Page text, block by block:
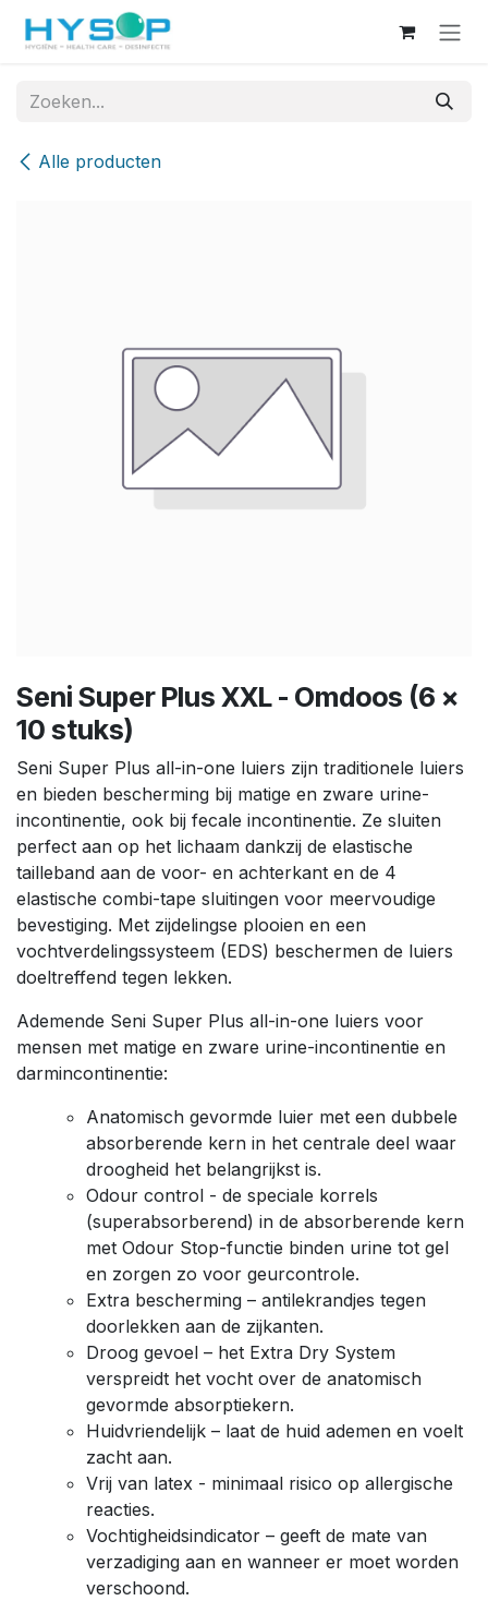
Overslaan naar inhoud
Alle producten
Seni Super Plus XXL - Omdoos (6 x
10 stuks)
Seni Super Plus all-in-one luiers zijn traditionele luiers
en bieden bescherming bij matige en zware urine-
incontinentie, ook bij fecale incontinentie. Ze sluiten
perfect aan op het lichaam dankzij de elastische
tailleband aan de voor- en achterkant en de 4
elastische combi-tape sluitingen voor meervoudige
bevestiging. Met zijdelingse plooien en een
vochtverdelingssysteem (EDS) beschermen de luiers
doeltreffend tegen lekken.
Ademende Seni Super Plus all-in-one luiers voor
mensen met matige en zware urine-incontinentie en
darmincontinentie:
Anatomisch gevormde luier met een dubbele
absorberende kern in het centrale deel waar
droogheid het belangrijkst is.
Odour control - de speciale korrels
(superabsorberend) in de absorberende kern
met Odour Stop-functie binden urine tot gel
en zorgen zo voor geurcontrole.
Extra bescherming – antilekrandjes tegen
doorlekken aan de zijkanten.
Droog gevoel – het Extra Dry System
verspreidt het vocht over de anatomisch
gevormde absorptiekern.
Huidvriendelijk – laat de huid ademen en voelt
zacht aan.
Vrij van latex - minimaal risico op allergische
reacties.
Vochtigheidsindicator – geeft de mate van
verzadiging aan en wanneer er moet worden
verschoond.